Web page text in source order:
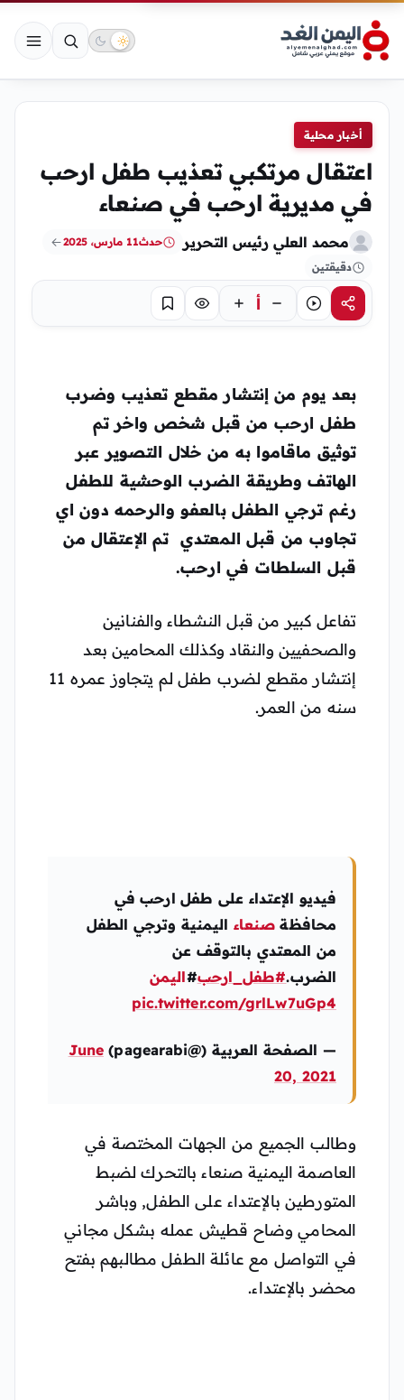
أخبار محلية
اعتقال مرتكبي تعذيب طفل ارحب
في مديرية ارحب في صنعاء
محمد العلي رئيس التحرير حدث11 مارس، 2025
دقيقتين
مشاركةاستماع أ تركيز حفظ
بعد يوم من إنتشار مقطع تعذيب وضرب
طفل ارحب من قبل شخص واخر تم
توثيق ماقاموا به من خلال التصوير عبر
الهاتف وطريقة الضرب الوحشية للطفل
رغم ترجي الطفل بالعفو والرحمه دون اي
تجاوب من قبل المعتدي تم الإعتقال من
قبل السلطات في ارحب.
تفاعل كبير من قبل النشطاء والفنانين
والصحفيين والنقاد وكذلك المحامين بعد
إنتشار مقطع لضرب طفل لم يتجاوز عمره 11
سنه من العمر.
فيديو الإعتداء على طفل ارحب في
محافظة صنعاء اليمنية وترجي الطفل
من المعتدي بالتوقف عن
الضرب.#طفل_ارحب#اليمن
pic.twitter.com/grlLw7uGp4
— الصفحة العربية (@pagearabi)
June
20, 2021
وطالب الجميع من الجهات المختصة في
العاصمة اليمنية صنعاء بالتحرك لضبط
المتورطين بالإعتداء على الطفل, وباشر
المحامي وضاح قطيش عمله بشكل مجاني
في التواصل مع عائلة الطفل مطالبهم بفتح
محضر بالإعتداء.